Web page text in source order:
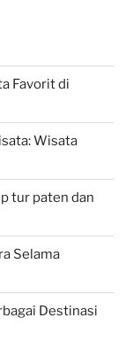
Favorit di
Wisata
tur paten dan
Selama
Destinasi